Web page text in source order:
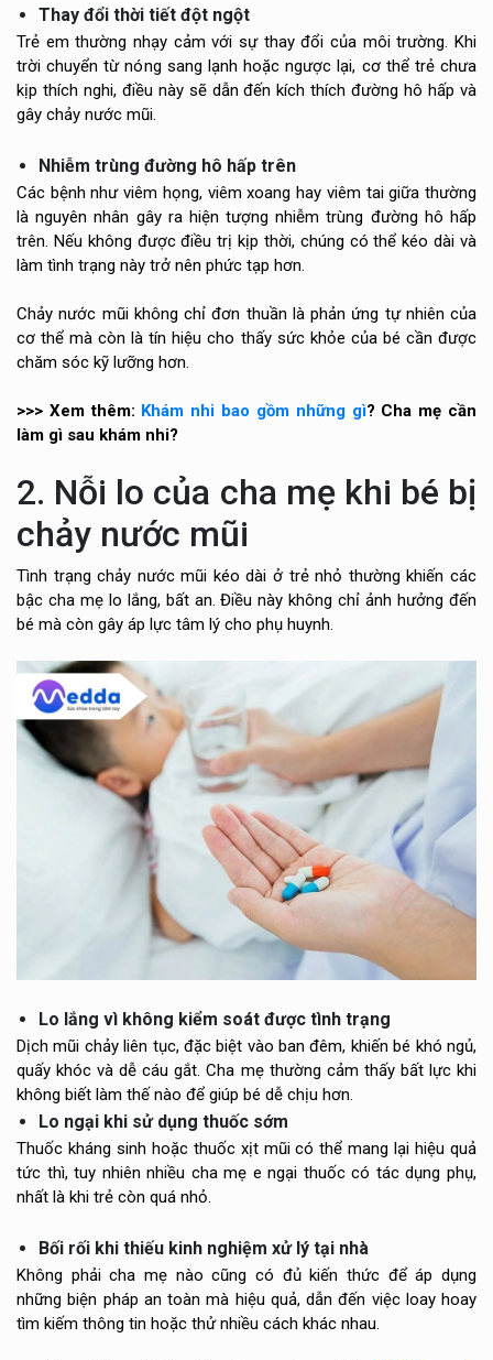
Thay đổi thời tiết đột ngột
Trẻ em thường nhạy cảm với sự thay đổi của môi trường. Khi
trời chuyển từ nóng sang lạnh hoặc ngược lại, cơ thể trẻ chưa
kịp thích nghi, điều này sẽ dẫn đến kích thích đường hô hấp và
gây chảy nước mũi.
Nhiễm trùng đường hô hấp trên
Các bệnh như viêm họng, viêm xoang hay viêm tai giữa thường
là nguyên nhân gây ra hiện tượng nhiễm trùng đường hô hấp
trên. Nếu không được điều trị kịp thời, chúng có thể kéo dài và
làm tình trạng này trở nên phức tạp hơn.
Chảy nước mũi không chỉ đơn thuần là phản ứng tự nhiên của
cơ thể mà còn là tín hiệu cho thấy sức khỏe của bé cần được
chăm sóc kỹ lưỡng hơn.
>>> Xem thêm: Khám nhi bao gồm những gì? Cha mẹ cần
làm gì sau khám nhi?
2. Nỗi lo của cha mẹ khi bé bị
chảy nước mũi
Tình trạng chảy nước mũi kéo dài ở trẻ nhỏ thường khiến các
bậc cha mẹ lo lắng, bất an. Điều này không chỉ ảnh hưởng đến
bé mà còn gây áp lực tâm lý cho phụ huynh.
Lo lắng vì không kiểm soát được tình trạng
Dịch mũi chảy liên tục, đặc biệt vào ban đêm, khiến bé khó ngủ,
quấy khóc và dễ cáu gắt. Cha mẹ thường cảm thấy bất lực khi
không biết làm thế nào để giúp bé dễ chịu hơn.
Lo ngại khi sử dụng thuốc sớm
Thuốc kháng sinh hoặc thuốc xịt mũi có thể mang lại hiệu quả
tức thì, tuy nhiên nhiều cha mẹ e ngại thuốc có tác dụng phụ,
nhất là khi trẻ còn quá nhỏ.
Bối rối khi thiếu kinh nghiệm xử lý tại nhà
Không phải cha mẹ nào cũng có đủ kiến thức để áp dụng
những biện pháp an toàn mà hiệu quả, dẫn đến việc loay hoay
tìm kiếm thông tin hoặc thử nhiều cách khác nhau.